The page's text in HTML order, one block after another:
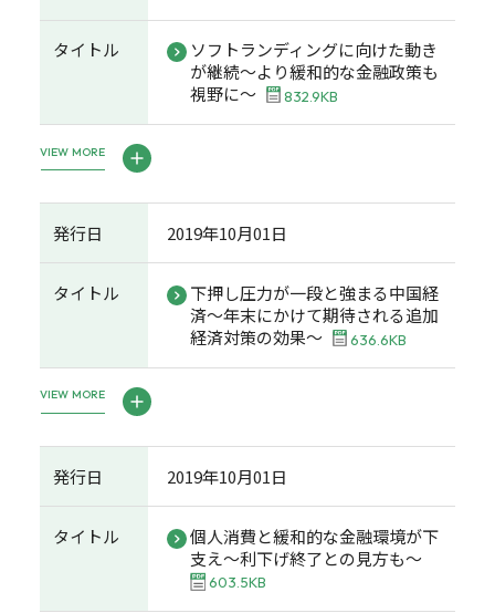
タイトル
ソフトランディングに向けた動き
が継続～より緩和的な金融政策も
視野に～
832.9KB
VIEW MORE
発行日 2019年10月01日
タイトル
下押し圧力が一段と強まる中国経
済～年末にかけて期待される追加
経済対策の効果～
636.6KB
VIEW MORE
発行日 2019年10月01日
タイトル
個人消費と緩和的な金融環境が下
支え～利下げ終了との見方も～
603.5KB